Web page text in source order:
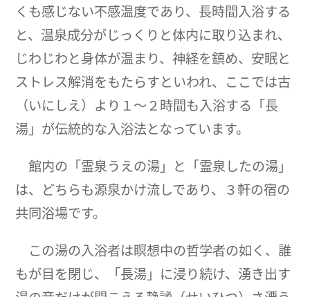
くも感じない不感温度であり、長時間入浴する
と、温泉成分がじっくりと体内に取り込まれ、
じわじわと身体が温まり、神経を鎮め、安眠と
ストレス解消をもたらすといわれ、ここでは古
（いにしえ）より１～２時間も入浴する「長
湯」が伝統的な入浴法となっています。
館内の「霊泉うえの湯」と「霊泉したの湯」
は、どちらも源泉かけ流しであり、３軒の宿の
共同浴場です。
この湯の入浴者は瞑想中の哲学者の如く、誰
もが目を閉じ、「長湯」に浸り続け、湧き出す